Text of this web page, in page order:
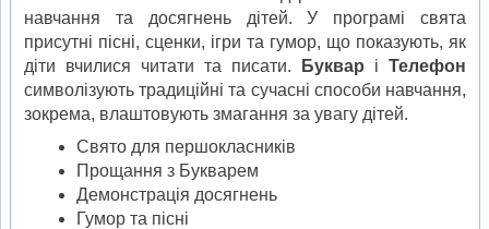
навчання та досягнень дітей. У програмі свята
присутні пісні, сценки, ігри та гумор, що показують, як
діти вчилися читати та писати.
Буквар і Телефон
символізують традиційні та сучасні способи навчання,
зокрема, влаштовують змагання за увагу дітей.
Свято для першокласників
Прощання з Букварем
Демонстрація досягнень
Гумор та пісні